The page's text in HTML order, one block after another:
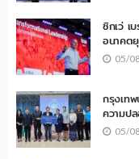
ซิกเว่ เ
อนาคต
05/
กรุงเท
ความป
05/